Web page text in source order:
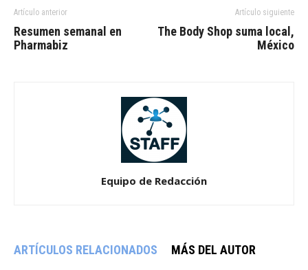
Artículo anterior
Resumen semanal en
Pharmabiz
Artículo siguiente
The Body Shop suma local,
México
Equipo de Redacción
ARTÍCULOS RELACIONADOS MÁS DEL AUTOR